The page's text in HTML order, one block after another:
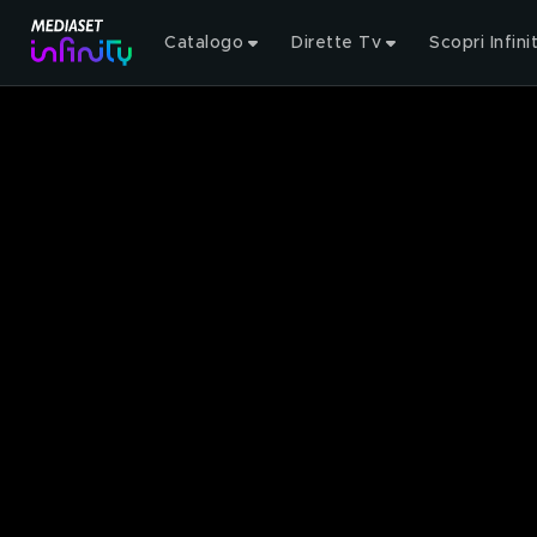
Catalogo Dirette Tv Scopri